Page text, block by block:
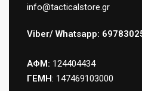
info@tacticalstore.gr
Viber/ Whatsapp:
ΑΦΜ: 124404434
ΓΕΜΗ: 147469103000